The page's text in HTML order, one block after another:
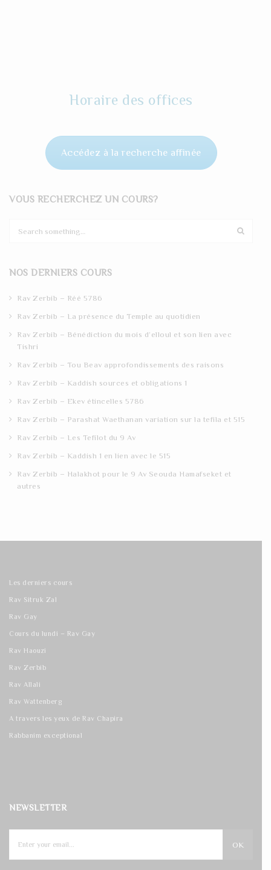
Horaire des offices
Accédez à la recherche affinée
VOUS RECHERCHEZ UN COURS?
c
NOS DERNIERS COURS
Rav Zerbib – Réé 5786
Rav Zerbib – La présence du Temple au quotidien
Rav Zerbib – Bénédiction du mois d’elloul et son lien avec
Tishri
Rav Zerbib – Tou Beav approfondissements des raisons
Rav Zerbib – Kaddish sources et obligations 1
Rav Zerbib – Ekev étincelles 5786
Rav Zerbib – Parashat Waethanan variation sur la tefila et 515
Rav Zerbib – Les Tefilot du 9 Av
Rav Zerbib – Kaddish 1 en lien avec le 515
Rav Zerbib – Halakhot pour le 9 Av Seouda Hamafseket et
autres
Les derniers cours
Rav Sitruk Zal
Rav Gay
Cours du lundi – Rav Gay
Rav Haouzi
Rav Zerbib
Rav Allali
Rav Wattenberg
A travers les yeux de Rav Chapira
Rabbanim exceptional
NEWSLETTER
OK